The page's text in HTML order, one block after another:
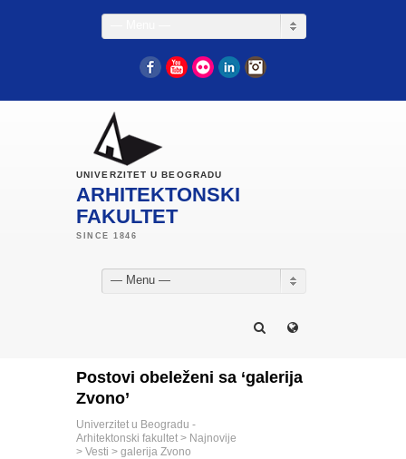
FacebookYouTube
Flickr LinkedIn
UNIVERZITET U BEOGRADU
ARHITEKTONSKI
FAKULTET
— Menu —
Postovi obeleženi sa ‘galerija
Zvono’
Univerzitet u Beogradu -
Arhitektonski fakultet > Najnovije
> Vesti > galerija Zvono